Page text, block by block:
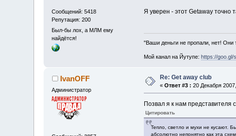
Сообщений: 5418
Репутация: 200
Был-бы лох, а МЛМ ему
найдётся!
Я уверен - этот Getaway точно
"Ваши деньги не пропали, нет! Они
Мой канал на Йутупе: https://goo.gl/
IvanOFF
Администратор
Re: Get away club
«Ответ #3 : 20 Декабря
Позвал я к нам представителя
Цитировать
Тепло, светло и мухи не кусают.
абсолютно непонятно как эта